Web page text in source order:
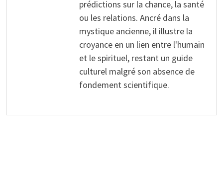
prédictions sur la chance, la santé
ou les relations. Ancré dans la
mystique ancienne, il illustre la
croyance en un lien entre l'humain
et le spirituel, restant un guide
culturel malgré son absence de
fondement scientifique.